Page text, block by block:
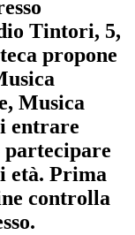
Tintori, 5,
propone
, Musica
entrare
partecipare
età. Prima
controlla
.